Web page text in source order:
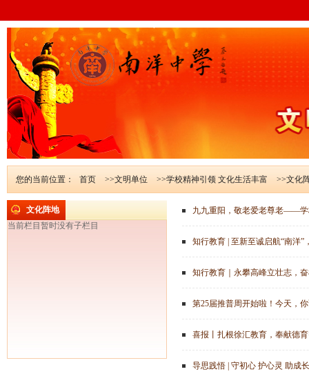
文化阵地
当前栏目暂时没有子栏目
您的当前位置： 首页 >>文明单位 >>学校精神引领 文化生活丰富 >>文化
九九重阳，敬老爱老尊老——学
知行教育 | 至新至诚启航“南洋”
知行教育｜永攀高峰立壮志，
第25届推普周开始啦！今天，
喜报丨扎根徐汇教育，奉献德
导思践悟 | 守初心 护心灵 助成长